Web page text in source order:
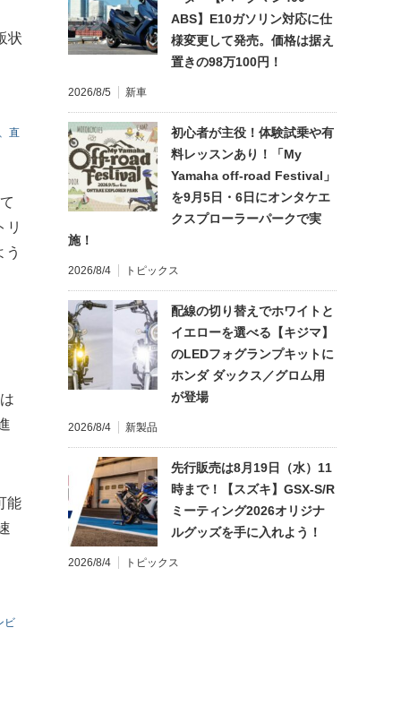
状
直
リ
う
能
ビ
ABS】E10ガソリン対応に仕
様変更して発売。価格は据え
置きの98万100円！
2026/8/5 新車
初心者が主役！体験試乗や有
料レッスンあり！「My
Yamaha off-road Festival」
を9月5日・6日にオンタケエ
クスプローラーパークで実
施！
2026/8/4 トピックス
配線の切り替えでホワイトと
イエローを選べる【キジマ】
のLEDフォグランプキットに
ホンダ ダックス／グロム用
が登場
2026/8/4 新製品
先行販売は8月19日（水）11
時まで！【スズキ】GSX-S/R
ミーティング2026オリジナ
ルグッズを手に入れよう！
2026/8/4 トピックス